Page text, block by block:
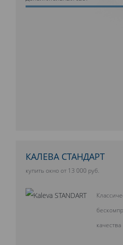
КАЛЕВА СТАНДАРТ
купить окно от 13 000 руб.
качества